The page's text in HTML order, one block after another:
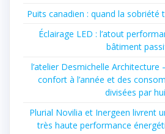
Puits canadien : quand la sobriété
Éclairage LED : l’atout
bâtiment
l’atelier Desmichelle Architecture
confort à l’année et des
divisées par
Plurial Novilia et Inergeen livrent
très haute performance